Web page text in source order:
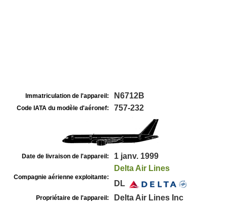
Immatriculation de l'appareil: N6712B
Code IATA du modèle d'aéronef: 757-232
Date de livraison de l'appareil: 1 janv. 1999
Compagnie aérienne exploitante:
Delta Air Lines
DL
Propriétaire de l'appareil: Delta Air Lines Inc